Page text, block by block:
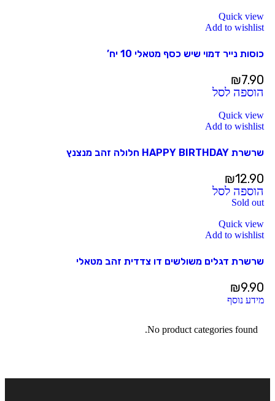
Quick view
Add to wishlist
כוסות נייר דמוי שיש כסף מטאלי 10 יח’
₪7.90
הוספה לסל
Quick view
Add to wishlist
שרשרת HAPPY BIRTHDAY חלולה זהב מנצנץ
₪12.90
הוספה לסל
Sold out
Quick view
Add to wishlist
שרשרת דגלים משולשים דו צדדית זהב מטאלי
₪9.90
מידע נוסף
No product categories found.